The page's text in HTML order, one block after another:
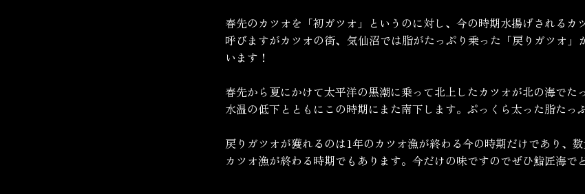
春先のカツオを「初ガツオ」というのに対し、今の時期水揚げされるカ
呼びますがカツオの街、気仙沼では脂がたっぷり乗った「戻りガツオ」
います！
春先から夏にかけて太平洋の黒潮に乗って北上したカツオが北の海でた
水温の低下とともにこの時期にまた南下します。ぷっくら太った脂たっ
戻りガツオが獲れるのは1年のカツオ漁が終わる今の時期だけであり、
カツオ漁が終わる時期でもあります。今だけの味ですのでぜひ鮨匠海で